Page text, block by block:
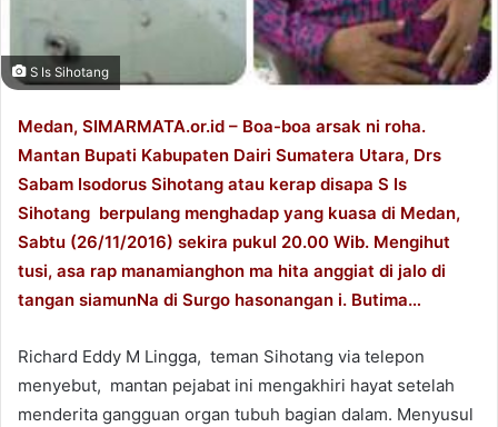
S Is Sihotang
Medan, SIMARMATA.or.id – Boa-boa arsak ni roha.
Mantan Bupati Kabupaten Dairi Sumatera Utara, Drs
Sabam Isodorus Sihotang atau kerap disapa S Is
Sihotang berpulang menghadap yang kuasa di Medan,
Sabtu (26/11/2016) sekira pukul 20.00 Wib. Mengihut
tusi, asa rap manamianghon ma hita anggiat di jalo di
tangan siamunNa di Surgo hasonangan i. Butima…
Richard Eddy M Lingga, teman Sihotang via telepon
menyebut, mantan pejabat ini mengakhiri hayat setelah
menderita gangguan organ tubuh bagian dalam. Menyusul